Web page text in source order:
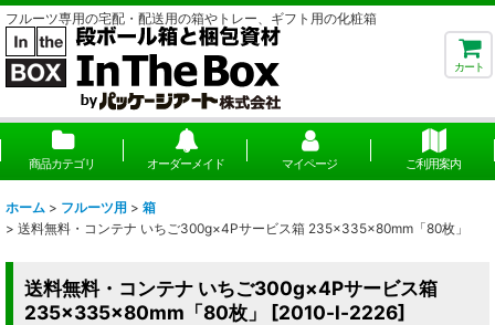
フルーツ専用の宅配・配送用の箱やトレー、ギフト用の化粧箱
カート
商品カテゴリ オーダーメイド マイページ ご利用案内
ホーム > フルーツ用 > 箱
> 送料無料・コンテナ いちご300g×4Pサービス箱 235×335×80mm「80枚」
送料無料・コンテナ いちご300g×4Pサービス箱
235×335×80mm「80枚」
[2010-l-2226]